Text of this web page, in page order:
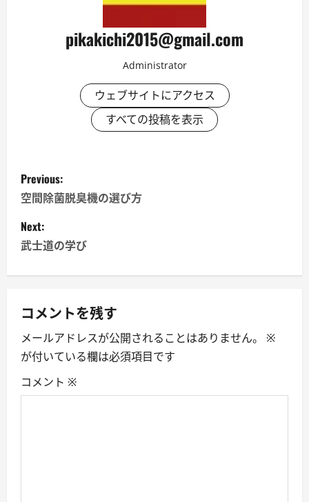
pikakichi2015@gmail.com
Administrator
ウェブサイトにアクセス
すべての投稿を表示
P
o
s
t
a
v
i
g
Previous:
空間除菌脱臭機の選び方
Next:
武士道の学び
コメントを残す
メールアドレスが公開されることはありません。
※
が付いている欄は必須項目です
コメント ※